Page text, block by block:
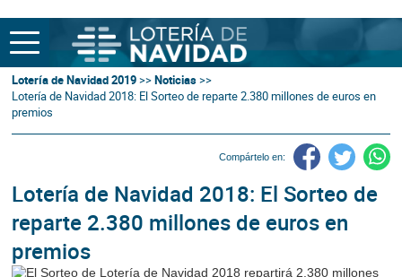
Lotería de Navidad 2019>>Noticias>>
Lotería de Navidad 2018: El Sorteo de reparte 2.380 millones de euros en
premios
Compártelo en:
Lotería de Navidad 2018: El Sorteo de
reparte 2.380 millones de euros en
premios